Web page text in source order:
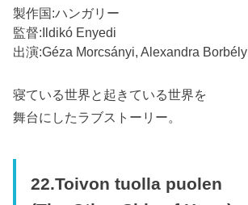
製作国:ハンガリー
監督:Ildikó Enyedi
出演:Géza Morcsányi, Alexandra Borbély
寝ている世界と起きている世界を
舞台にしたラブストーリー。
22.Toivon tuolla puolen